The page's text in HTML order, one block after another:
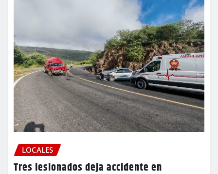
LOCALES
Tres lesionados deja accidente en